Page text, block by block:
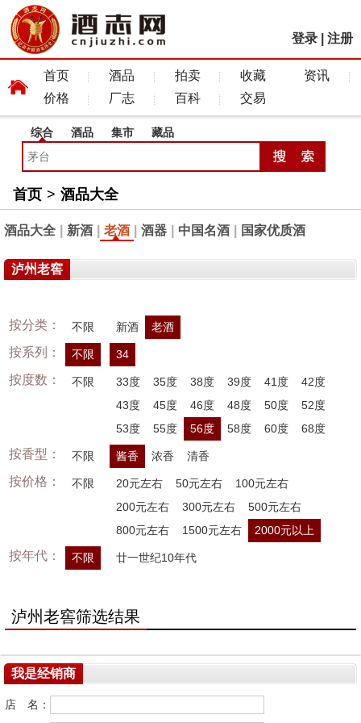
登录 注册
首页 酒品 拍卖 收藏
资讯
价格
厂志 百科 交易
综合 酒品 集市 藏品
首页 > 酒品大全
酒品大全 新酒 老酒 酒器 中国名酒 国家优质酒
泸州老窖
按分类： 不限 新酒 老酒
按系列： 不限 34
按度数： 不限 33度 35度 38度 39度 41度
42度
43度
45度 46度 48度 50度
52度
53度
55度 56度 58度 60度 68度
按香型： 不限 酱香 浓香 清香
按价格： 不限 20元左右 50元左右
100元左右
200元左右
300元左右
500元左右
800元左右
1500元左右 2000元以上
按年代： 不限 廿一世纪10年代
泸州老窖筛选结果
我是经销商
店 名：